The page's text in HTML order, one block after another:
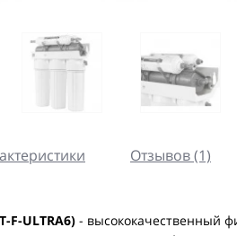
Отзывов (1)
F-ULTRA6) - высококачественный